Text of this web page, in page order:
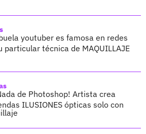
youtuber es famosa en redes
particular técnica de MAQUILLAJE
de Photoshop! Artista crea
ILUSIONES ópticas solo con